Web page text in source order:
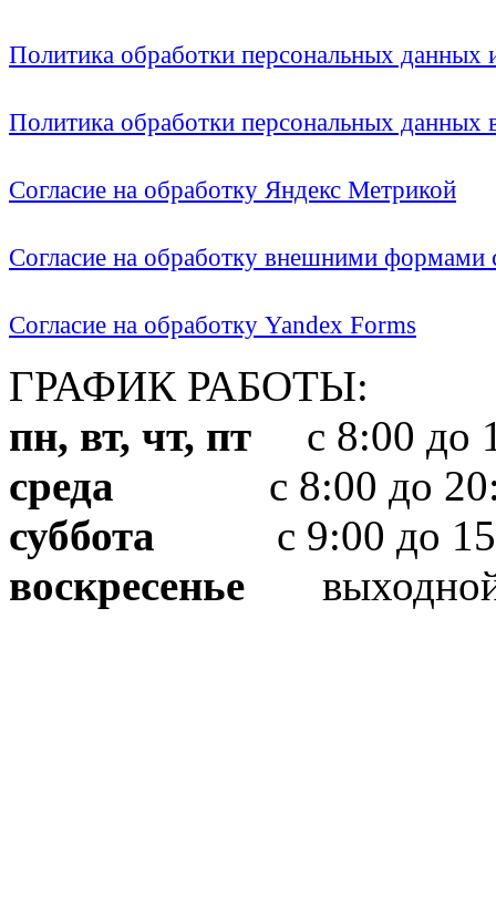
Политика обработки персональных
Политика обработки персональных
Согласие на обработку Яндекс Метрикой
Согласие на обработку внешними формами
Согласие на обработку Yandex Forms
ГРАФИК РАБОТЫ:
пн, вт, чт, пт с 8:00 до
среда с 8:00 до
суббота с 9:00 до
воскресенье